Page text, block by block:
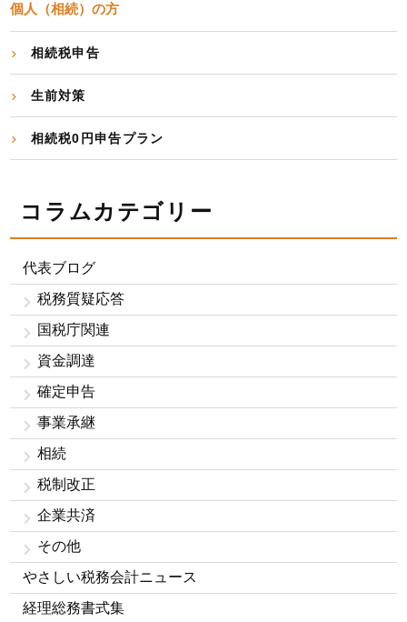
個人（相続）の方
相続税申告
生前対策
相続税0円申告プラン
コラムカテゴリー
代表ブログ
税務質疑応答
国税庁関連
資金調達
確定申告
事業承継
相続
税制改正
企業共済
その他
やさしい税務会計ニュース
経理総務書式集